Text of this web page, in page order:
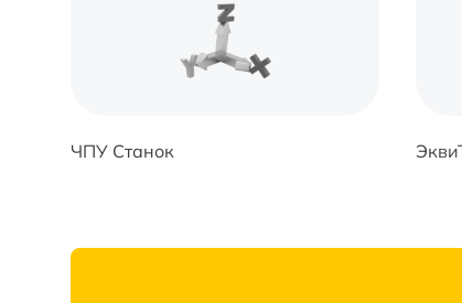
ЧПУ Станок